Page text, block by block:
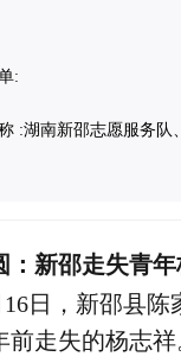
:
:湖南新邵志愿服务队
：新邵走失青
日，新邵县陈
前走失的杨志